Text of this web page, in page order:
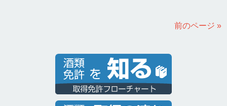
前のページ »